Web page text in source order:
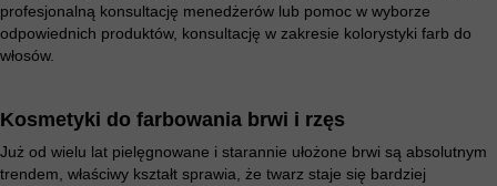
profesjonalną konsultację menedżerów lub pomoc w wyborze
odpowiednich produktów, konsultację w zakresie kolorystyki farb do
włosów.
Kosmetyki do farbowania brwi i rzęs
Już od wielu lat pielęgnowane i starannie ułożone brwi są absolutnym
trendem, właściwy kształt sprawia, że ​​twarz staje się bardziej